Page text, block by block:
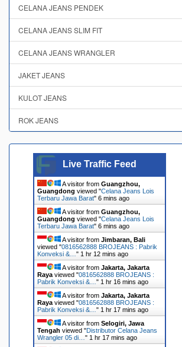
CELANA JEANS PENDEK
CELANA JEANS SLIM FIT
CELANA JEANS WRANGLER
JAKET JEANS
KULOT JEANS
ROK JEANS
Live Traffic Feed
A visitor from Guangzhou,
Guangdong viewed "Celana Jeans Lois
Terbaru Jawa Barat" 6 mins ago
A visitor from Guangzhou,
Guangdong viewed "Celana Jeans Lois
Terbaru Jawa Barat" 6 mins ago
A visitor from Jimbaran, Bali
viewed "0816562888 BROJEANS : Pabrik
Konveksi &… " 1 hr 12 mins ago
A visitor from Jakarta, Jakarta
Rayaviewed "0816562888 BROJEANS :
Pabrik Konveksi &… " 1 hr 16 mins ago
A visitor from Jakarta, Jakarta
Rayaviewed "0816562888 BROJEANS :
Pabrik Konveksi &… " 1 hr 17 mins ago
A visitor from Selogiri, Jawa
Tengah viewed "Distributor Celana Jeans
Wrangler 05 di… " 1 hr 17 mins ago